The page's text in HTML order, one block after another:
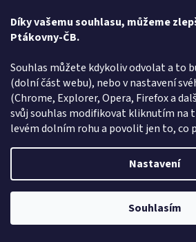
Díky vašemu souhlasu, můžeme
Ptákovny-ČB.
Souhlas můžete kdykoliv odvolat a to
(dolní část webu), nebo v nastavení
(Chrome, Explorer, Opera, Firefox a
svůj souhlas modifikovat kliknutím na
levém dolním rohu a povolit jen to, co
Nastavení
Souhlasím
Noční košile - Přicházím